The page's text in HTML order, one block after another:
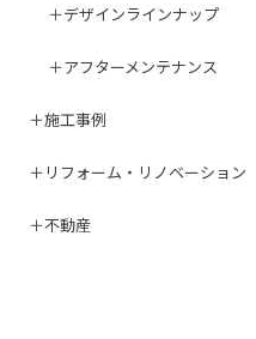
デザインラインナップ
アフターメンテナンス
施工事例
リフォーム・リノベーション
不動産